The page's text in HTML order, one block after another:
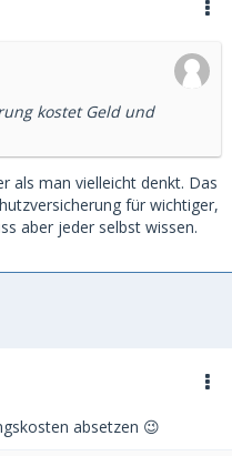
kostet Geld und
als man vielleicht denkt. Das
für wichtiger,
aber jeder selbst wissen.
absetzen 😉